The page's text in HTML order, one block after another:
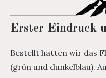
Erster Eindruck
Bestellt hatten wir das
(grün und dunkelblau).